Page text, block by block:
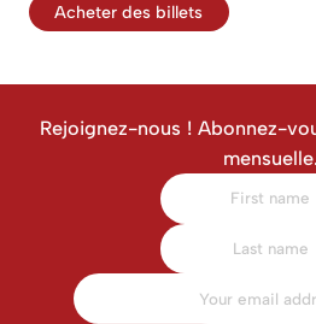
Acheter des billets
Rejoignez-nous ! Abonnez-
mensuelle.